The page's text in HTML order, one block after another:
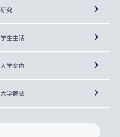
教育
ー
ル教育
研究
所 Weeks (SORW)
学生生活
割
コミュニティ
入学案内
学位
大学概要
ージ